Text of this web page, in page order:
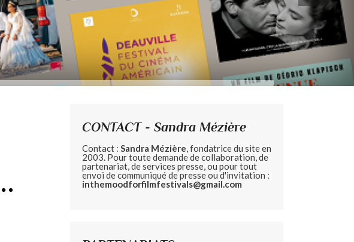
CONTACT - Sandra Mézière
Contact : Sandra Mézière, fondatrice du site en
2003. Pour toute demande de collaboration, de
partenariat, de services presse, ou pour tout
envoi de communiqué de presse ou d'invitation :
inthemoodforfilmfestivals@gmail.com